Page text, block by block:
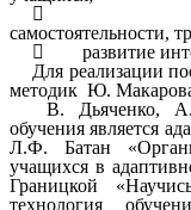

самостоятельности,
 развитие
Для реализации
методик Ю.
В. Дьяченко,
обучения является
Л.Ф. Батан
учащихся в
Границкой
технология